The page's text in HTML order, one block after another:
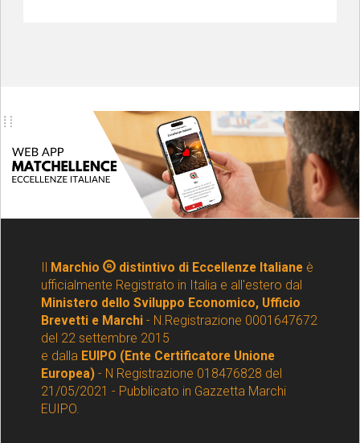
Marchio distintivo di Eccellenze Italianeè
ufficialmente Registrato in Italia e all'estero dal
Ministero dello Sviluppo Economico, Ufficio
Brevetti e Marchi - N.Registrazione 0001647672
del 22 settembre 2015
e dalla EUIPO (Ente Certificatore Unione
Europea) - N Registrazione 018476828 del
21/05/2021 - Pubblicato in Gazzetta Marchi
EUIPO.